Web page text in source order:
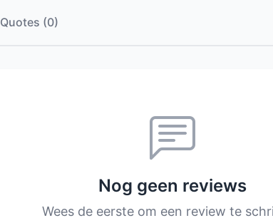
Quotes (0)
Nog geen reviews
Wees de eerste om een review te